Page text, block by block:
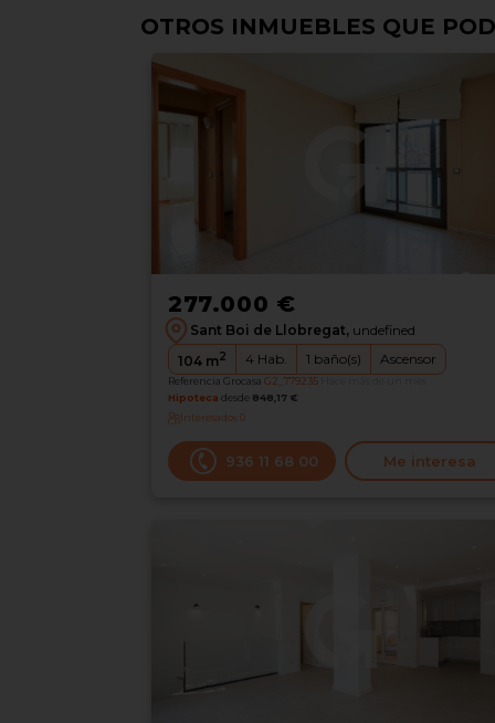
OTROS INMUEBLES QUE
277.000 €
Sant Boi de Llobregat, undefined
104 m2 4 Hab. 1 baño(s) Ascensor
Referencia Grocasa G2_779235
Hipoteca desde 848,17 €
Interesados0
936 11 68 00 Me interesa